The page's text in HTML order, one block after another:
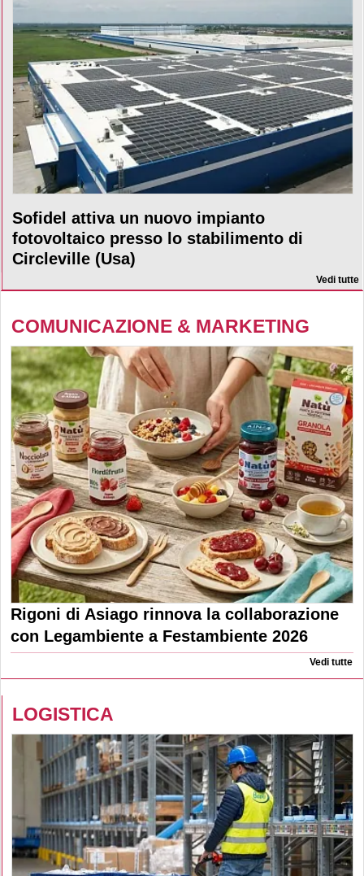
Sofidel attiva un nuovo impianto
fotovoltaico presso lo stabilimento di
Circleville (Usa)
Vedi tutte
COMUNICAZIONE & MARKETING
Rigoni di Asiago rinnova la collaborazione
con Legambiente a Festambiente 2026
Vedi tutte
LOGISTICA